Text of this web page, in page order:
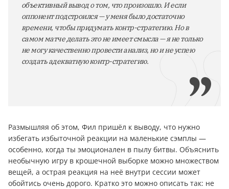
объективный вывод о том, что произошло. И если
оппонент подстроился — у меня было достаточно
времени, чтобы придумать контр-стратегию. Но в
самом матче делать это не имеет смысла — я не только
не могу качественно провести анализ, но и не успею
создать адекватную контр-стратегию.
Размышляя об этом, Фил пришёл к выводу, что нужно
избегать избыточной реакции на маленькие сэмплы —
особенно, когда ты эмоционален в пылу битвы. Объяснить
необычную игру в крошечной выборке можно множеством
вещей, а острая реакция на неё внутри сессии может
обойтись очень дорого. Кратко это можно описать так: не